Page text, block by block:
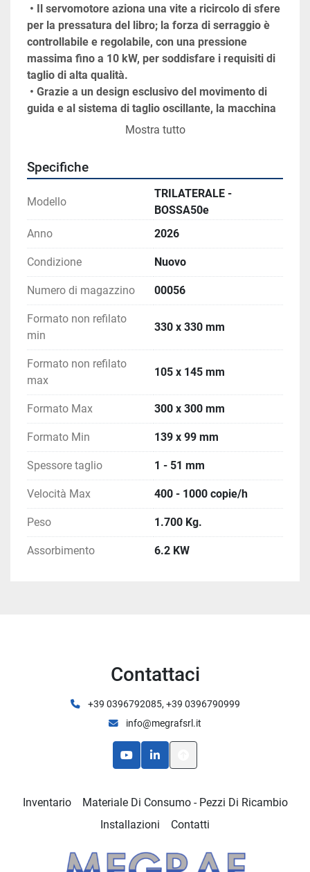
per la pressatura del libro; la forza di serraggio è
controllabile e regolabile, con una pressione
massima fino a 10 kW, per soddisfare i requisiti di
taglio di alta qualità.
guida e al sistema di taglio oscillante, la macchina
garantisce un taglio preciso, netto e accurato dei
Mostra tutto
Specifiche
Modello
TRILATERALE -
BOSSA50e
Anno
2026
Condizione Nuovo
Numero di magazzino 00056
Formato non refilato
min
330 x 330 mm
Formato non refilato
max
105 x 145 mm
Formato Max 300 x 300 mm
Formato Min 139 x 99 mm
Spessore taglio 1 - 51 mm
Velocità Max 400 - 1000 copie/h
Peso 1.700 Kg.
Assorbimento 6.2 KW
Contattaci
+39 0396792085, +39 0396790999
info@megrafsrl.it
youtubelinkedin
Inventario
Materiale Di Consumo - Pezzi Di Ricambio
Installazioni
Contatti